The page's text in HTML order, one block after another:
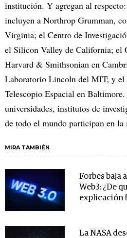
institución. Y agregan al
incluyen a Northrop Grumman,
Virginia; el Centro de
el Silicon Valley de California; el
Harvard & Smithsonian en
Laboratorio Lincoln del MIT; y el
Telescopio Espacial en
universidades, institutos de
de todo el mundo participan en la
MIRA TAMBIÉN
Forbes baja
Web3: ¿De
explicación
La NASA